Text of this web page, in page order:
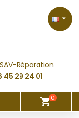
SAV-Réparation
45 29 24 01

shopping_cart0
×
×
×
liste d'envies
×
des produits